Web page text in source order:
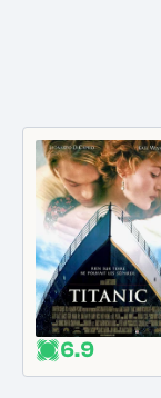
6.9